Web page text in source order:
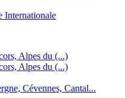
Internationale
Alpes du (...)
Alpes du (...)
Cévennes, Cantal...